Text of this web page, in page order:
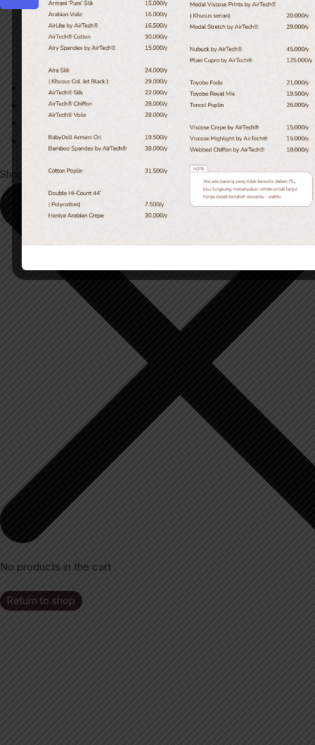
. All Right Reserved.
Home
Shop
Menu
Shopping cart
No products in the cart
Return to shop